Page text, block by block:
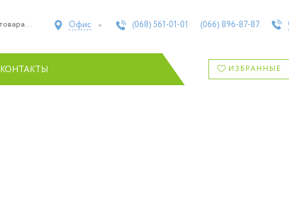
Офис (068) 561-01-01 (066) 896-87-87
КОНТАКТЫ ИЗБРАННЫЕ